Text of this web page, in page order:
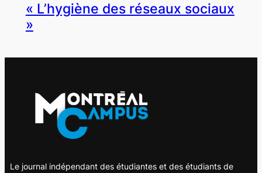
« L’hygiène des réseaux sociaux
»
Le journal indépendant des étudiantes et des étudiants de